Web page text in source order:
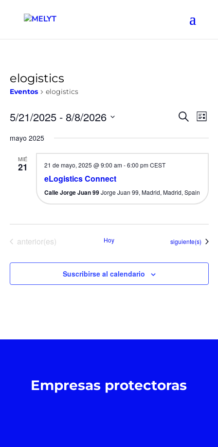
elogistics
Eventos elogistics
y
Buscar
de
Lista
5/21/2025 - 8/8/2026
fecha.
mayo 2025
MIÉ
21 21 de mayo, 2025 @ 9:00 am-6:00 pm CEST
eLogistics Connect
Calle Jorge Juan 99Jorge Juan 99, Madrid, Madrid, Spain
Eventos
anterior(es) Hoy Eventos
siguiente(s)
Suscribirse al calendario
Empresas protectoras